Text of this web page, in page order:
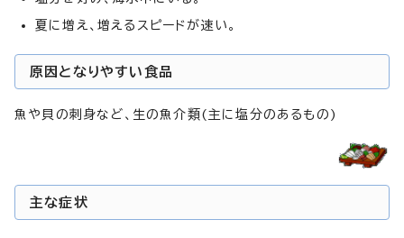
夏に増え、増えるスピードが速い。
原因となりやすい食品
魚や貝の刺身など、生の魚介類(主に塩分のあるもの)
主な症状